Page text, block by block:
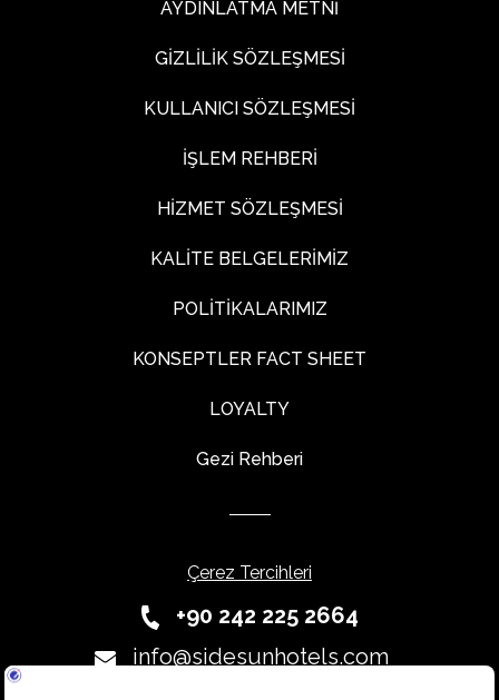
AYDINLATMA METNİ
GİZLİLİK SÖZLEŞMESİ
KULLANICI SÖZLEŞMESİ
İŞLEM REHBERİ
HİZMET SÖZLEŞMESİ
KALİTE BELGELERİMİZ
POLİTİKALARIMIZ
KONSEPTLER FACT SHEET
LOYALTY
Gezi Rehberi
Çerez Tercihleri
+90 242 225 2664
info@sidesunhotels.com